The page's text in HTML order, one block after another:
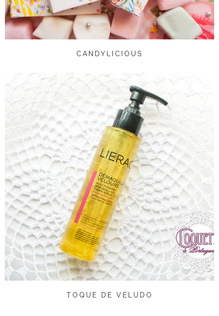
CANDYLICIOUS
TOQUE DE VELUDO